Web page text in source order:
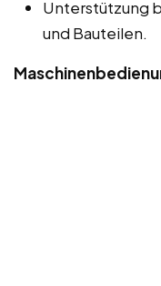
Unterstützung
und Bauteilen.